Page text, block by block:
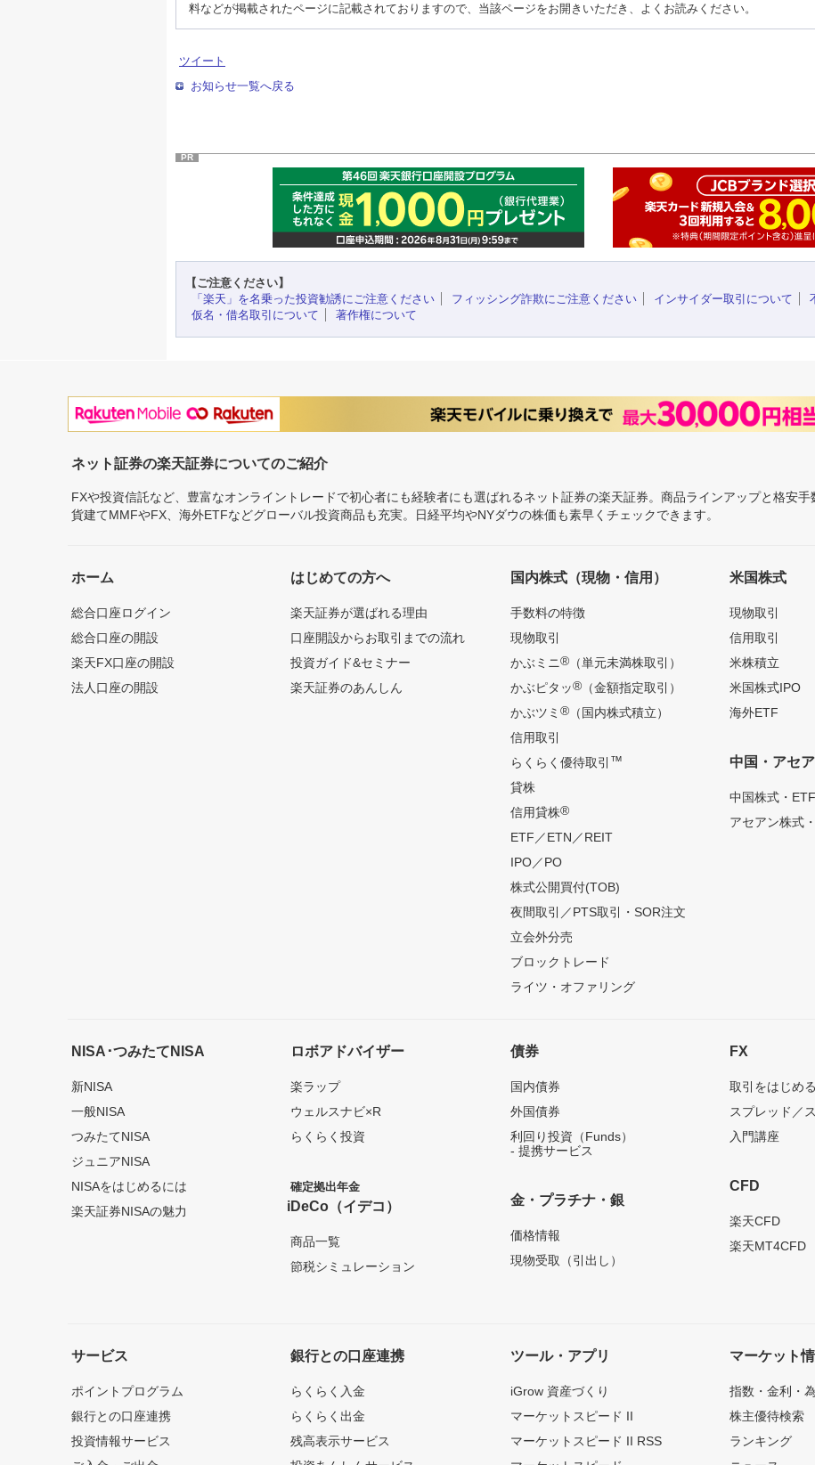
料などが掲載されたページに記載されておりますので、当該ページをお開きいただき、よくお読みください。
ツイート
お知らせ一覧へ戻る
PR
【ご注意ください】
「楽天」を名乗った投資勧誘にご注意ください
フィッシング詐欺にご注意ください インサイダー取引について
仮名・借名取引について
著作権について
ネット証券の楽天証券についてのご紹介
FXや投資信託など、豊富なオンライントレードで初心者にも経験者にも選ばれるネット証券の楽天証券。商品ラインアップと格安
貨建てMMFやFX、海外ETFなどグローバル投資商品も充実。日経平均やNYダウの株価も素早くチェックできます。
ホーム
総合口座ログイン
総合口座の開設
楽天FX口座の開設
法人口座の開設
はじめての方へ
楽天証券が選ばれる理由
口座開設からお取引までの流れ
投資ガイド&セミナー
楽天証券のあんしん
国内株式（現物・信用）
手数料の特徴
現物取引
かぶミニ®（単元未満株取引）
かぶピタッ®（金額指定取引）
かぶツミ ®（国内株式積立）
信用取引
らくらく優待取引 ™
貸株
信用貸株®
ETF／ETN／REIT
IPO／PO
株式公開買付(TOB)
夜間取引／PTS取引・SOR注文
立会外分売
ブロックトレード
ライツ・オファリング
米国株式
現物取引
信用取引
米株積立
米国株式IPO
海外ETF
中国・アセ
中国株式・ETF
アセアン株式
NISA･つみたてNISA
新NISA
一般NISA
つみたてNISA
ジュニアNISA
NISAをはじめるには
楽天証券NISAの魅力
ロボアドバイザー
楽ラップ
ウェルスナビ×R
らくらく投資
確定拠出年金
iDeCo（イデコ）
商品一覧
節税シミュレーション
債券
国内債券
外国債券
利回り投資（Funds）
- 提携サービス
金・プラチナ・銀
価格情報
現物受取（引出し）
FX
取引をはじめ
スプレッド／
入門講座
CFD
楽天CFD
楽天MT4CFD
サービス
ポイントプログラム
銀行との口座連携
投資情報サービス
銀行との口座連携
らくらく入金
らくらく出金
残高表示サービス
ツール・アプリ
iGrow 資産づくり
マーケットスピード II
マーケットスピード II RSS
マーケット
指数・金利・
株主優待検索
ランキング